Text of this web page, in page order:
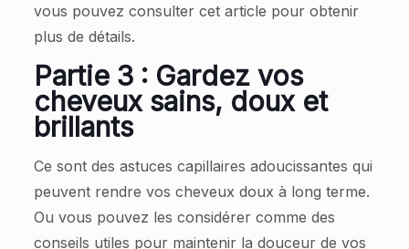
vous pouvez consulter cet article pour obtenir
plus de détails.
Partie 3 : Gardez vos
cheveux sains, doux et
brillants
Ce sont des astuces capillaires adoucissantes qui
peuvent rendre vos cheveux doux à long terme.
Ou vous pouvez les considérer comme des
conseils utiles pour maintenir la douceur de vos